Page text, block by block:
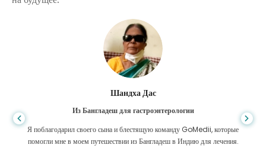
Шандха Дас
Из Бангладеш для гастроэнтерологии
Я поблагодарил своего сына и блестящую команду GoMedii, которые
помогли мне в моем путешествии из Бангладеш в Индию для лечения.